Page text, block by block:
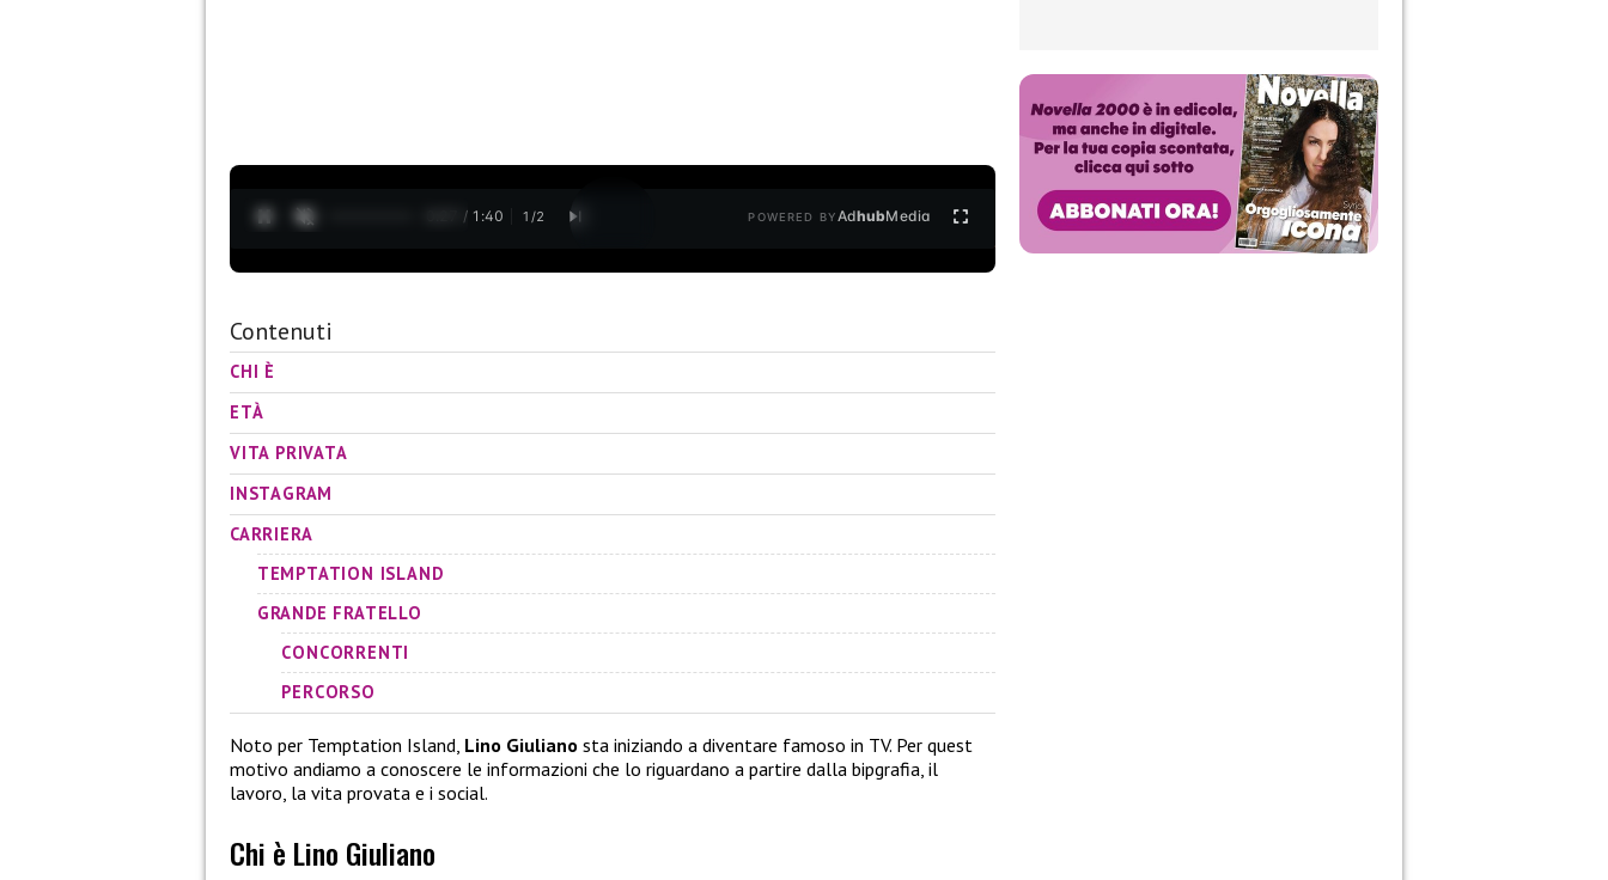
0:28 / 1:40 1 /2 POWERED BYAdhubMedia
Contenuti
CHI È
ETÀ
VITA PRIVATA
INSTAGRAM
CARRIERA
TEMPTATION ISLAND
GRANDE FRATELLO
CONCORRENTI
PERCORSO
Noto per Temptation Island, Lino Giuliano sta iniziando a diventare famoso in TV. Per quest
motivo andiamo a conoscere le informazioni che lo riguardano a partire dalla bipgrafia, il
lavoro, la vita provata e i social.
Chi è Lino Giuliano